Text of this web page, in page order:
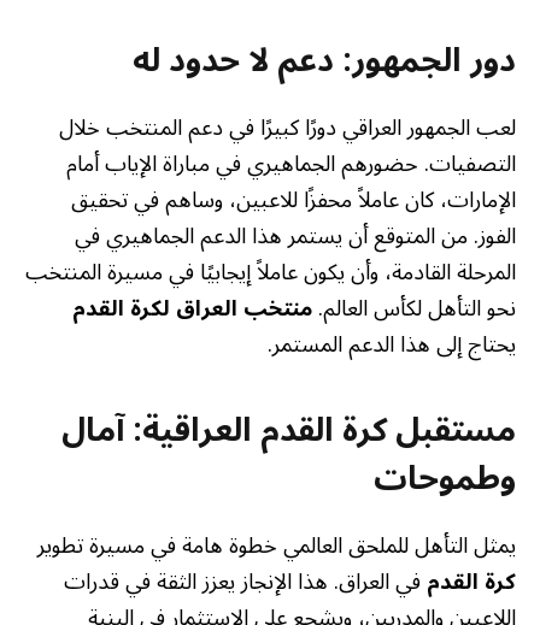
دور الجمهور: دعم لا حدود له
لعب الجمهور العراقي دورًا كبيرًا في دعم المنتخب خلال
التصفيات. حضورهم الجماهيري في مباراة الإياب أمام
الإمارات، كان عاملاً محفزًا للاعبين، وساهم في تحقيق
الفوز. من المتوقع أن يستمر هذا الدعم الجماهيري في
المرحلة القادمة، وأن يكون عاملاً إيجابيًا في مسيرة المنتخب
نحو التأهل لكأس العالم.منتخب العراق لكرة القدم
يحتاج إلى هذا الدعم المستمر.
مستقبل كرة القدم العراقية: آمال
وطموحات
يمثل التأهل للملحق العالمي خطوة هامة في مسيرة تطوير
كرة القدمفي العراق. هذا الإنجاز يعزز الثقة في قدرات